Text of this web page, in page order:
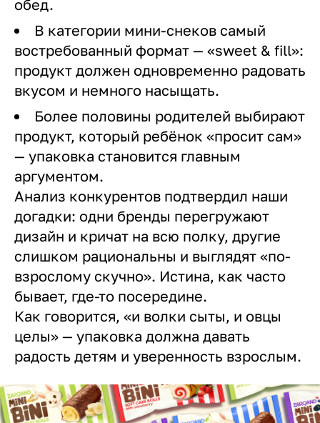
обед.
В категории мини-снеков самый
востребованный формат — «sweet & fill»:
продукт должен одновременно радовать
вкусом и немного насыщать.
Более половины родителей выбирают
продукт, который ребёнок «просит сам»
— упаковка становится главным
аргументом.
Анализ конкурентов подтвердил наши
догадки: одни бренды перегружают
дизайн и кричат на всю полку, другие
слишком рациональны и выглядят «по-
взрослому скучно». Истина, как часто
бывает, где-то посередине.
Как говорится, «и волки сыты, и овцы
целы» — упаковка должна давать
радость детям и уверенность взрослым.